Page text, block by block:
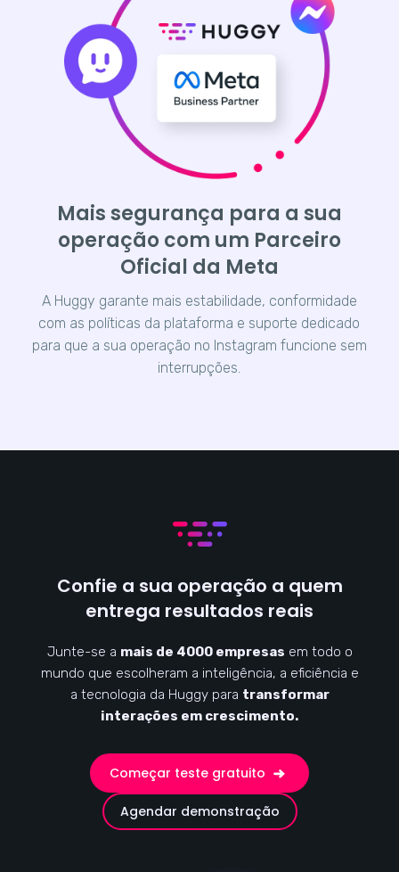
Mais segurança para a sua
operação com um Parceiro
Oficial da Meta
A Huggy garante mais estabilidade, conformidade
com as políticas da plataforma e suporte dedicado
para que a sua operação no Instagram funcione sem
interrupções.
Confie a sua operação a quem
entrega resultados reais
Junte-se a mais de 4000 empresas em todo o
mundo que escolheram a inteligência, a eficiência e
a tecnologia da Huggy para transformar
interações em crescimento.
Começar teste gratuito
Agendar demonstração